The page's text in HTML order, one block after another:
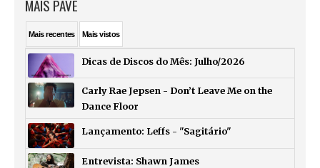
MAIS PAVÊ
Maisrecentes Maisvistos
Dicas de Discos do Mês: Julho/2026
Carly Rae Jepsen - Don’t Leave Me on the
Dance Floor
Lançamento: Leffs - "Sagitário"
Entrevista: Shawn James